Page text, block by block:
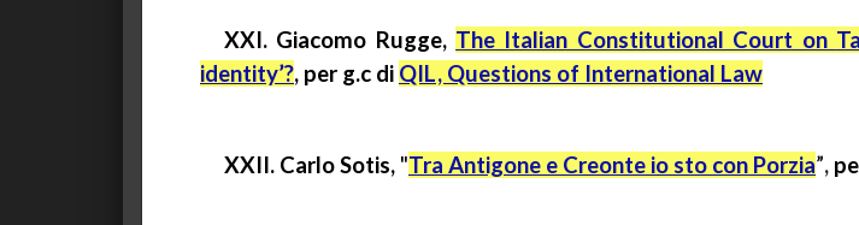
XXI. Giacomo Rugge, The Italian Constitutional Court on
identity’?, per g.c di QIL, Questions of International Law
XXII. CarloSotis, "Tra Antigone e Creonte io sto con Porzia”,